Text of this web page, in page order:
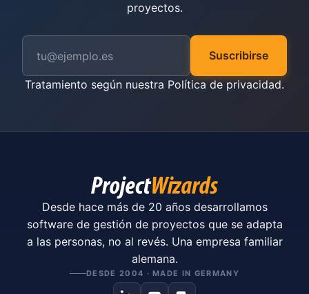
proyectos.
Suscribirse
Tratamiento según nuestra Política de privacidad.
Desde hace más de 20 años desarrollamos
software de gestión de proyectos que se adapta
a las personas, no al revés. Una empresa familiar
alemana.
DESDE 2004 · MADE IN GERMANY